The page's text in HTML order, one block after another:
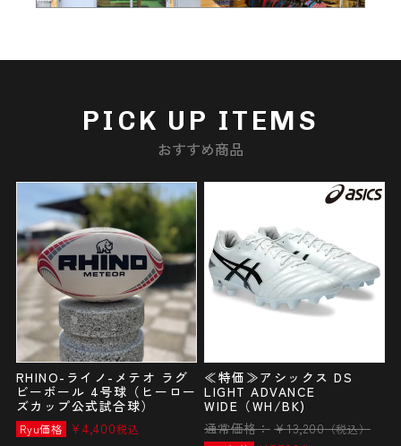
PICK UP ITEMS
おすすめ商品
RHINO-ライノ-メテオ ラグ
ビーボール 4号球（ヒーロー
ズカップ公式試合球）
Ryu価格 ¥ 4,400税込
≪特価≫アシックス DS
LIGHT ADVANCE
WIDE（WH/BK)
通常価格： ¥13,200（税込）